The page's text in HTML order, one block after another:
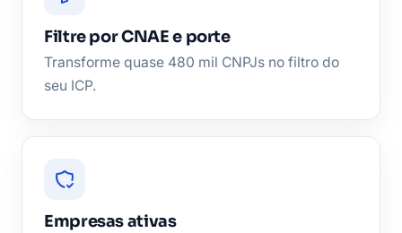
Filtre por CNAE e porte
Transforme quase 480 mil CNPJs no filtro do
seu ICP.
Empresas ativas